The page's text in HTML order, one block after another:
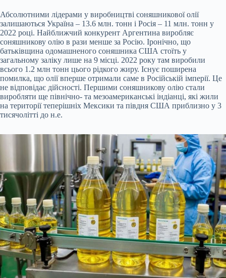
Абсолютними лідерами у виробництві соняшникової олії
залишаються Україна – 13.6 млн. тонн і Росія – 11 млн. тонн у
2022 році. Найближчий конкурент Аргентина виробляє
соняшникову олію в рази менше за Росію. Іронічно, що
батьківщина одомашненого соняшника США стоїть у
загальному заліку лише на 9 місці. 2022 року там виробили
всього 1.2 млн тонн цього рідкого жиру. Існує поширена
помилка, що олії вперше отримали саме в Російській імперії. Це
не відповідає дійсності. Першими соняшникову олію стали
виробляти ще північно- та мезоамериканські індіанці, які жили
на території теперішніх Мексики та півдня США приблизно у 3
тисячолітті до н.е.